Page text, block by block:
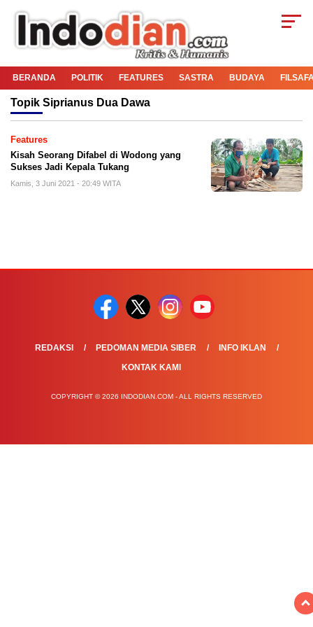
BERANDA POLITIK FEATURES SASTRA BUDAYA
Topik Siprianus Dua Dawa
Features
Kisah Seorang Difabel di Wodong yang
Sukses Jadi Kepala Tukang
Kamis, 3 Juni 2021 - 20:49 WITA
REDAKSI PEDOMAN MEDIA SIBER
INFO IKLAN
KONTAK KAMI
COPYRIGHT © 2026 INDODIAN.COM - ALL RIGHTS RESERVED